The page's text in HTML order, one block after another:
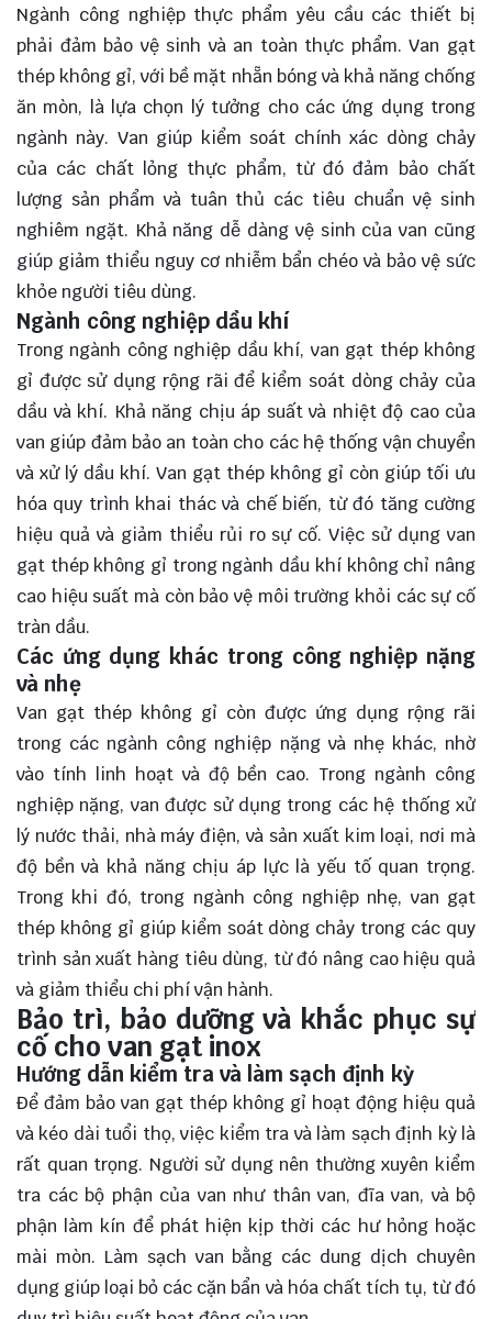
Ngành công nghiệp thực phẩm yêu cầu các thiết bị
phải đảm bảo vệ sinh và an toàn thực phẩm. Van gạt
thép không gỉ, với bề mặt nhẵn bóng và khả năng chống
ăn mòn, là lựa chọn lý tưởng cho các ứng dụng trong
ngành này. Van giúp kiểm soát chính xác dòng chảy
của các chất lỏng thực phẩm, từ đó đảm bảo chất
lượng sản phẩm và tuân thủ các tiêu chuẩn vệ sinh
nghiêm ngặt. Khả năng dễ dàng vệ sinh của van cũng
giúp giảm thiểu nguy cơ nhiễm bẩn chéo và bảo vệ sức
khỏe người tiêu dùng.
Ngành công nghiệp dầu khí
Trong ngành công nghiệp dầu khí, van gạt thép không
gỉ được sử dụng rộng rãi để kiểm soát dòng chảy của
dầu và khí. Khả năng chịu áp suất và nhiệt độ cao của
van giúp đảm bảo an toàn cho các hệ thống vận chuyển
và xử lý dầu khí. Van gạt thép không gỉ còn giúp tối ưu
hóa quy trình khai thác và chế biến, từ đó tăng cường
hiệu quả và giảm thiểu rủi ro sự cố. Việc sử dụng van
gạt thép không gỉ trong ngành dầu khí không chỉ nâng
cao hiệu suất mà còn bảo vệ môi trường khỏi các sự cố
tràn dầu.
Các ứng dụng khác trong công nghiệp nặng
và nhẹ
Van gạt thép không gỉ còn được ứng dụng rộng rãi
trong các ngành công nghiệp nặng và nhẹ khác, nhờ
vào tính linh hoạt và độ bền cao. Trong ngành công
nghiệp nặng, van được sử dụng trong các hệ thống xử
lý nước thải, nhà máy điện, và sản xuất kim loại, nơi mà
độ bền và khả năng chịu áp lực là yếu tố quan trọng.
Trong khi đó, trong ngành công nghiệp nhẹ, van gạt
thép không gỉ giúp kiểm soát dòng chảy trong các quy
trình sản xuất hàng tiêu dùng, từ đó nâng cao hiệu quả
và giảm thiểu chi phí vận hành.
Bảo trì, bảo dưỡng và khắc phục sự
cố cho van gạt inox
Hướng dẫn kiểm tra và làm sạch định kỳ
Để đảm bảo van gạt thép không gỉ hoạt động hiệu quả
và kéo dài tuổi thọ, việc kiểm tra và làm sạch định kỳ là
rất quan trọng. Người sử dụng nên thường xuyên kiểm
tra các bộ phận của van như thân van, đĩa van, và bộ
phận làm kín để phát hiện kịp thời các hư hỏng hoặc
mài mòn. Làm sạch van bằng các dung dịch chuyên
dụng giúp loại bỏ các cặn bẩn và hóa chất tích tụ, từ đó